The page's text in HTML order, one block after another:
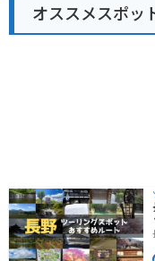
め
が
路
オススメスポッ